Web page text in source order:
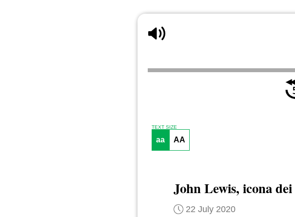
TEXT SIZE
aa AA
John Lewis, icona dei
22 July 2020